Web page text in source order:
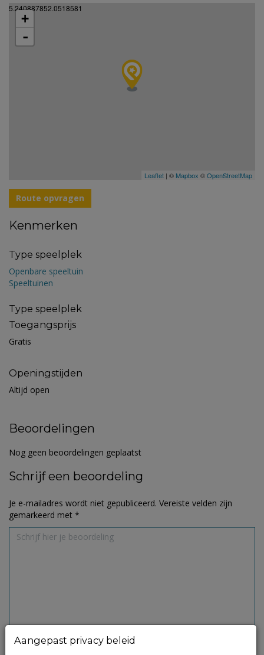
5.240887852.0518581
+
-
Leaflet | © Mapbox ©OpenStreetMap
Route opvragen
Kenmerken
Type speelplek
Openbare speeltuin
Speeltuinen
Type speelplek
Toegangsprijs
Gratis
Openingstijden
Altijd open
Beoordelingen
Nog geen beoordelingen geplaatst
Schrijf een beoordeling
Je e-mailadres wordt niet gepubliceerd. Vereiste velden zijn
gemarkeerd met *
Aangepast privacy beleid